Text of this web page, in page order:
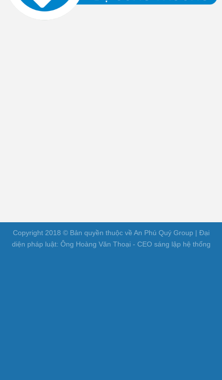
Copyright 2018 © Bản quyền thuộc về An Phú Quý Group | Đại
diện pháp luật: Ông Hoàng Văn Thoại - CEO sáng lập hệ thống